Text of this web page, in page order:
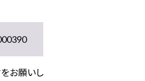
お願いし